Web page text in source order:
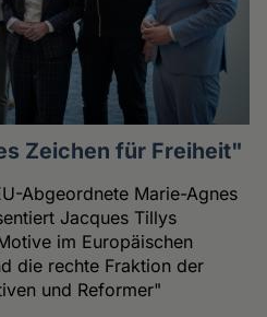
Zeichen für Freiheit"
Abgeordnete Marie-Agnes
Jacques Tillys
im Europäischen
die rechte Fraktion der
und Reformer"